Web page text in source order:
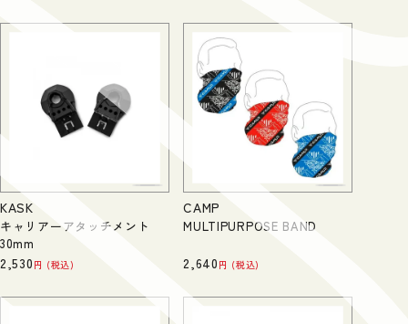
KASK
キャリアーアタッチメント
30mm
2,530 税込
CAMP
MULTIPURPOSE BAND
2,640 税込